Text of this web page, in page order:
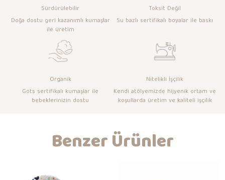
Sürdürülebilir
Doğa dostu geri kazanımlı kumaşlar
ile üretim
Toksit Değil
Su bazlı sertifikalı boyalar ile baskı
Organik
Gots sertifikalı kumaşlar ile
bebeklerinizin dostu
Nitelikli İşçilik
Kendi atölyemizde hijyenik ortam ve
koşullarda üretim ve kaliteli işçilik
Benzer Ürünler